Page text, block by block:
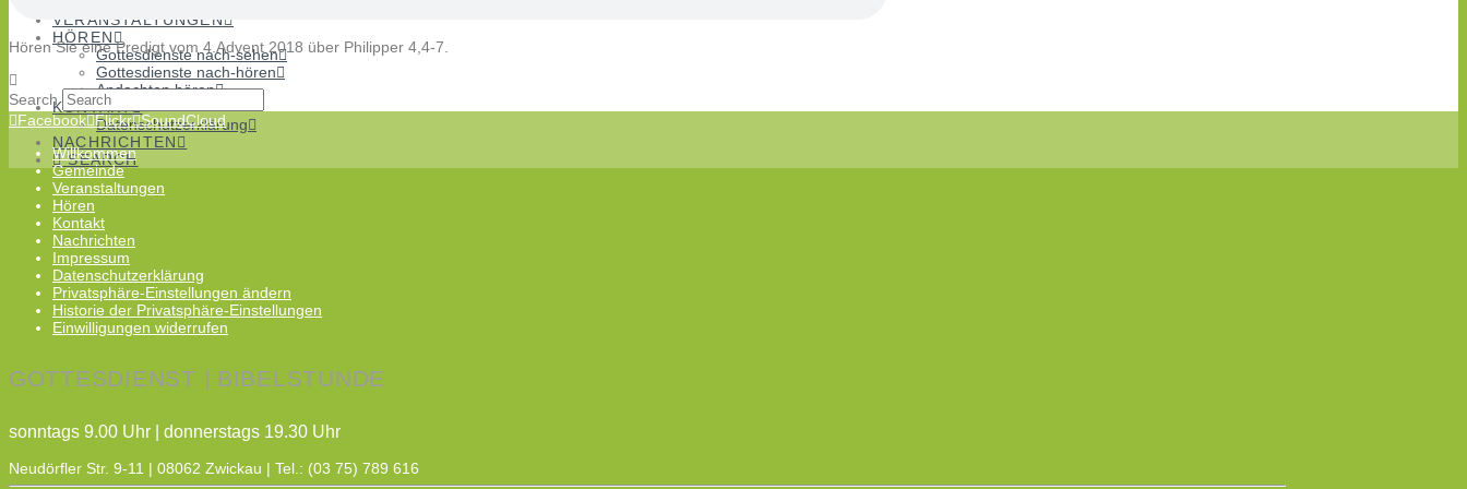
VERANSTALTUNGEN
HÖREN
Gottesdienste nach-sehen
Gottesdienste nach-hören
Andachten hören
KONTAKT
Datenschutzerklärung
NACHRICHTEN
SEARCH
Hören Sie eine Predigt vom 4.Advent 2018 über Philipper 4,4-7.
Search
Facebook Flickr SoundCloud
Willkommen
Gemeinde
Veranstaltungen
Hören
Kontakt
Nachrichten
Impressum
Datenschutzerklärung
Privatsphäre-Einstellungen ändern
Historie der Privatsphäre-Einstellungen
Einwilligungen widerrufen
GOTTESDIENST | BIBELSTUNDE
sonntags 9.00 Uhr | donnerstags 19.30 Uhr
Neudörfler Str. 9-11 | 08062 Zwickau | Tel.: (03 75) 789 616